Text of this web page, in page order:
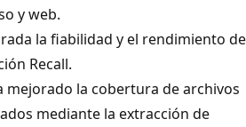
y web.
la fiabilidad y el rendimiento de
Recall.
mejorado la cobertura de archivos
mediante la extracción de